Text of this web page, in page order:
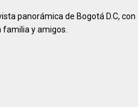
panorámica de Bogotá D.C, con
y amigos.